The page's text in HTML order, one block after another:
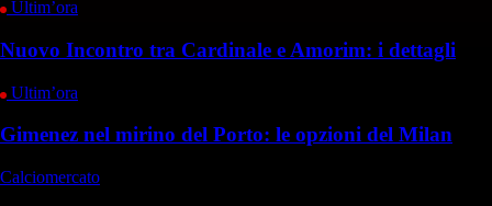
Ultim’ora
Nuovo Incontro tra Cardinale e Amorim: i dettagli
Ultim’ora
Gimenez nel mirino del Porto: le opzioni del Milan
Calciomercato